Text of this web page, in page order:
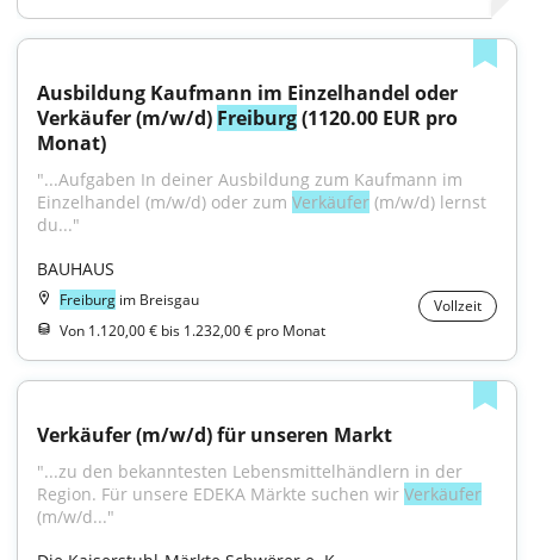
Ausbildung Kaufmann im Einzelhandel oder
Verkäufer (m/w/d) Freiburg (1120.00 EUR pro
Monat)
"...Aufgaben In deiner Ausbildung zum Kaufmann im
Einzelhandel (m/w/d) oder zum Verkäufer (m/w/d) lernst
du..."
BAUHAUS
Freiburg im Breisgau
Vollzeit
Von 1.120,00 € bis 1.232,00 € pro Monat
Verkäufer (m/w/d) für unseren Markt
"...zu den bekanntesten Lebensmittelhändlern in der
Region. Für unsere EDEKA Märkte suchen wir Verkäufer
(m/w/d..."